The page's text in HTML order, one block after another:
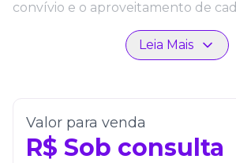
convívio e o aproveitamento de
um layout que valoriza o bem-
segurança, a tranquilidade e o
contemporâneo. O Villágio Ipê é
busca viver com conforto em uma
Leia Mais
Valor para venda
R$ Sob consulta